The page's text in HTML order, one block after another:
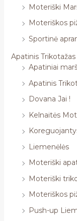
Moteriški
Moteriškos
Sportinė
Apatinis
Apatiniai
Apatinis
Dovana Jai !
Kelnaitės
Liemenėlės
Moteriški
Moteriški
Moteriškos
Push-up